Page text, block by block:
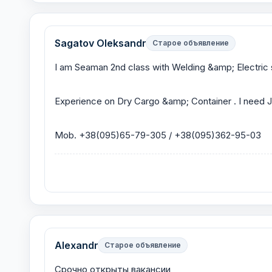
Sagatov Oleksandr Старое объявление
I am Seaman 2nd class with Welding &amp; Electric
Experience on Dry Cargo &amp; Container . I need
Mob. +38(095)65-79-305 / +38(095)362-95-03
Alexandr Старое объявление
Срочно открыты вакансии